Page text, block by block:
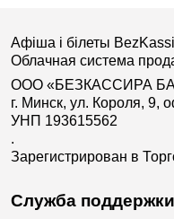
Афіша і білеты
Облачная система
ООО «БЕЗКАССИРА
г. Минск, ул. Короля, 9,
УНП 193615562
.
Зарегистрирован в
Служба поддержки